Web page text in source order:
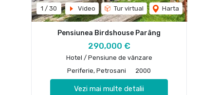
1 / 30 Video Tur virtual Harta
Pensiunea Birdshouse Parâng
290,000 €
Hotel / Pensiune de vânzare
Periferie, Petrosani
2000
Vezi mai multe detalii